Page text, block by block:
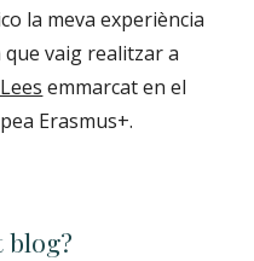
la meva experiència
vaig realitzar a
emmarcat en el
Erasmus+.
blog?